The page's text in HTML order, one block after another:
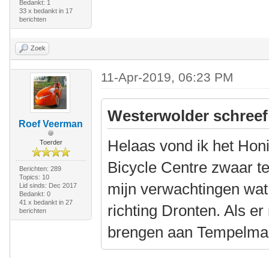
Bedankt: 1
33 x bedankt in 17
berichten
Zoek
Roef Veerman
Toerder
Berichten: 289
Topics: 10
Lid sinds: Dec 2017
Bedankt: 0
41 x bedankt in 27
berichten
11-Apr-2019, 06:23 PM
Westerwolder
Helaas vond ik het
Bicycle Centre zwaar
mijn verwachtingen
richting Dronten. Als
brengen aan